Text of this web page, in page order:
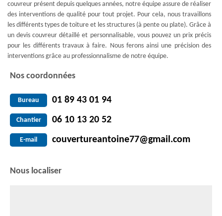
couvreur présent depuis quelques années, notre équipe assure de réaliser
des interventions de qualité pour tout projet. Pour cela, nous travaillons
les différents types de toiture et les structures (à pente ou plate). Grâce à
un devis couvreur détaillé et personnalisable, vous pouvez un prix précis
pour les différents travaux à faire. Nous ferons ainsi une précision des
interventions grâce au professionnalisme de notre équipe.
Nos coordonnées
Bureau 01 89 43 01 94
Chantier 06 10 13 20 52
E-mail couvertureantoine77@gmail.com
Nous localiser